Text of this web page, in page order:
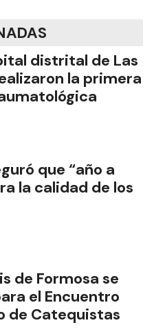
distrital de Las
la primera
que “año a
la calidad de los
de Formosa se
el Encuentro
de Catequistas